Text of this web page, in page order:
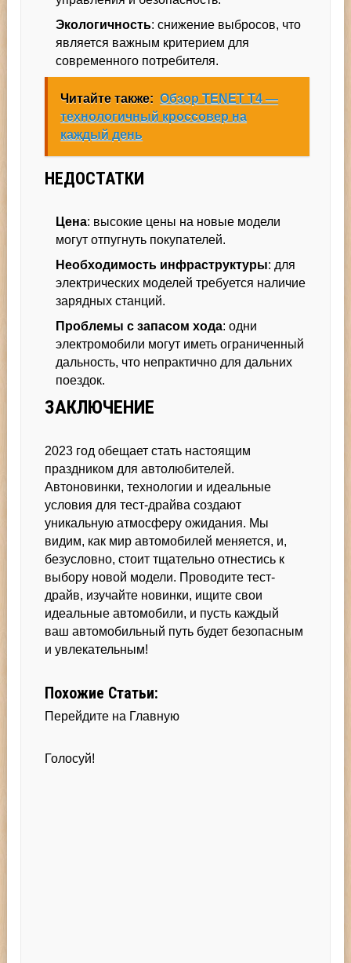
Экологичность: снижение выбросов, что
является важным критерием для
современного потребителя.
Читайте также: Обзор TENET T4 —
технологичный кроссовер на
каждый день
НЕДОСТАТКИ
Цена: высокие цены на новые модели
могут отпугнуть покупателей.
Необходимость инфраструктуры: для
электрических моделей требуется наличие
зарядных станций.
Проблемы с запасом хода: одни
электромобили могут иметь ограниченный
дальность, что непрактично для дальних
поездок.
ЗАКЛЮЧЕНИЕ
2023 год обещает стать настоящим
праздником для автолюбителей.
Автоновинки, технологии и идеальные
условия для тест-драйва создают
уникальную атмосферу ожидания. Мы
видим, как мир автомобилей меняется, и,
безусловно, стоит тщательно отнестись к
выбору новой модели. Проводите тест-
драйв, изучайте новинки, ищите свои
идеальные автомобили, и пусть каждый
ваш автомобильный путь будет безопасным
и увлекательным!
Похожие Статьи:
Перейдите на Главную
Голосуй!